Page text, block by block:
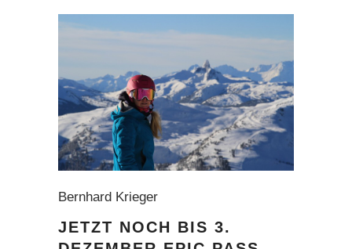
Bernhard Krieger
JETZT NOCH BIS 3.